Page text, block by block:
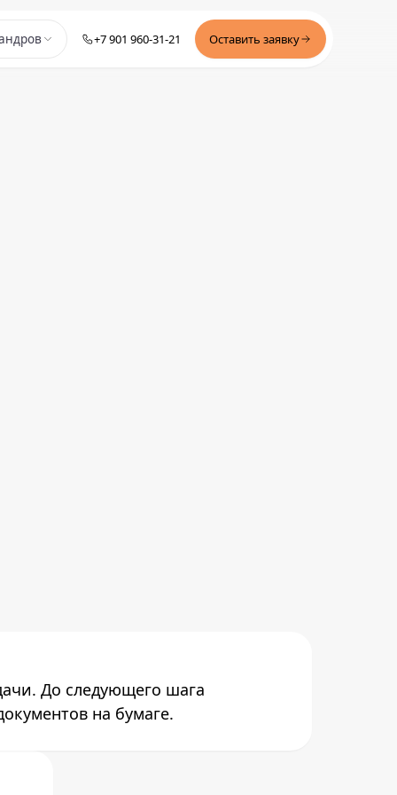
+7 901 960-31-21 Оставить заявку
До следующего шага
на бумаге.